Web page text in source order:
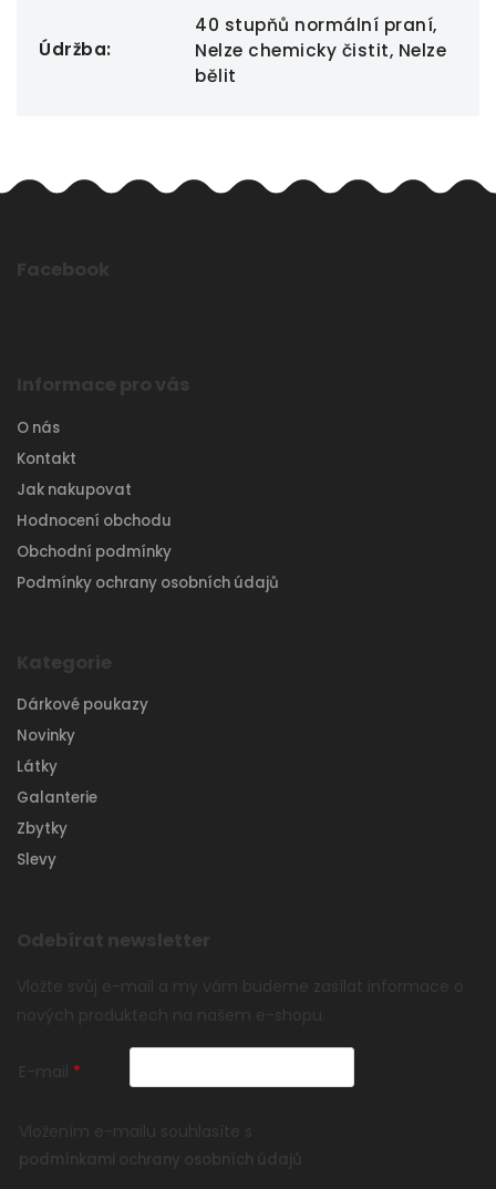
Údržba:
40 stupňů normální praní,
Nelze chemicky čistit, Nelze
bělit
Facebook
Informace pro vás
O nás
Kontakt
Jak nakupovat
Hodnocení obchodu
Obchodní podmínky
Podmínky ochrany osobních údajů
Kategorie
Dárkové poukazy
Novinky
Látky
Galanterie
Zbytky
Slevy
Odebírat newsletter
Vložte svůj e-mail a my vám budeme zasílat informace o
nových produktech na našem e-shopu.
E-mail
Vložením e-mailu souhlasíte s
podmínkami ochrany osobních údajů